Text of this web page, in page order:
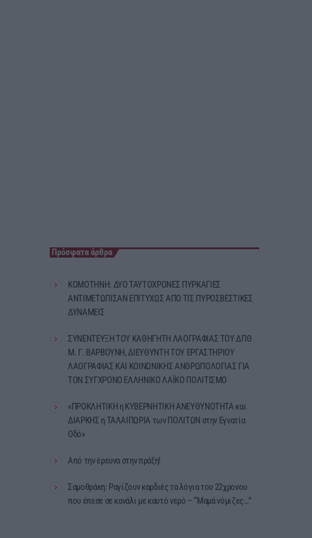
Πρόσφατα άρθρα
ΚΟΜΟΤΗΝΗ: ΔΥΟ ΤΑΥΤΟΧΡΟΝΕΣ ΠΥΡΚΑΓΙΕΣ
ΑΝΤΙΜΕΤΩΠΙΣΑΝ ΕΠΙΤΥΧΩΣ ΑΠΟ ΤΙΣ ΠΥΡΟΣΒΕΣΤΙΚΕΣ
ΔΥΝΑΜΕΙΣ
ΣΥΝΕΝΤΕΥΞΗ ΤΟΥ ΚΑΘΗΓΗΤΗ ΛΑΟΓΡΑΦΙΑΣ ΤΟΥ ΔΠΘ
Μ. Γ. ΒΑΡΒΟΥΝΗ, ΔΙΕΥΘΥΝΤΗ ΤΟΥ ΕΡΓΑΣΤΗΡΙΟΥ
ΛΑΟΓΡΑΦΙΑΣ ΚΑΙ ΚΟΙΝΩΝΙΚΗΣ ΑΝΘΡΩΠΟΛΟΓΙΑΣ ΓΙΑ
ΤΟΝ ΣΥΓΧΡΟΝΟ ΕΛΛΗΝΙΚΟ ΛΑΪΚΟ ΠΟΛΙΤΙΣΜΟ
«ΠΡΟΚΛΗΤΙΚΗ η ΚΥΒΕΡΝΗΤΙΚΗ ΑΝΕΥΘΥΝΟΤΗΤΑ και
ΔΙΑΡΚΗΣ η ΤΑΛΑΙΠΩΡΙΑ των ΠΟΛΙΤΩΝ στην Εγνατία
Οδό»
Από την έρευνα στην πράξη!
Σαμοθράκη: Ραγίζουν καρδιές τα λόγια του 22χρονου
που έπεσε σε κανάλι με καυτό νερό – “Μαμά νόμιζες…”